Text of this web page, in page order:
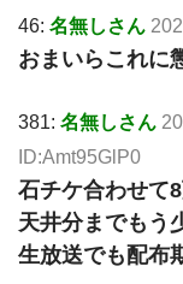
46: 名無しさん
おまいらこれに
381: 名無しさん
ID:Amt95GlP0
石チケ合わせて
天井分までもう
生放送でも配布